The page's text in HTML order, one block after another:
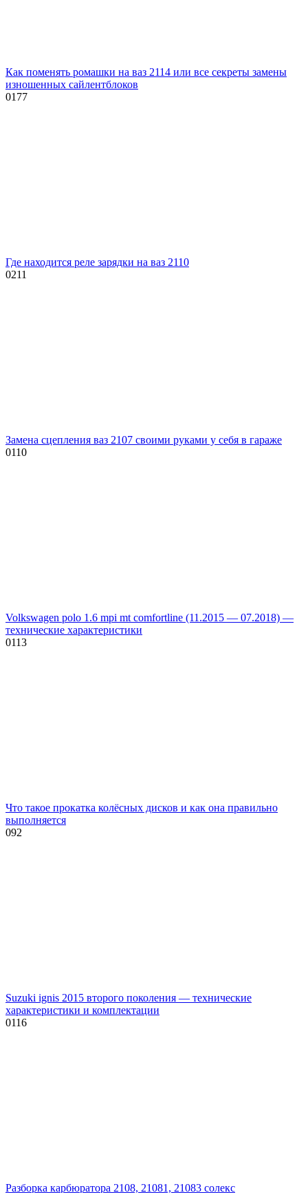
Как поменять ромашки на ваз 2114 или все секреты замены
изношенных сайлентблоков
0177
Где находится реле зарядки на ваз 2110
0211
Замена сцепления ваз 2107 своими руками у себя в гараже
0110
Volkswagen polo 1.6 mpi mt comfortline (11.2015 — 07.2018) —
технические характеристики
0113
Что такое прокатка колёсных дисков и как она правильно
выполняется
092
Suzuki ignis 2015 второго поколения — технические
характеристики и комплектации
0116
Разборка карбюратора 2108, 21081, 21083 солекс